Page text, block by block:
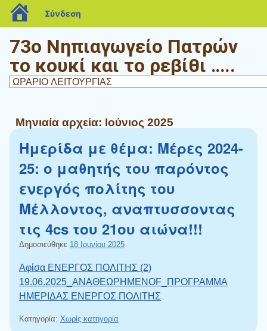
73ο Νηπιαγωγείο Πατρών
το κουκί και το ρεβίθι …..
Μηνιαία αρχεία: Ιούνιος 2025
Ημερίδα με θέμα: Μέρες 2024-
25: ο μαθητής του παρόντος
ενεργός πολίτης του
Μέλλοντος, αναπτυσσοντας
τις 4cs του 21ου αιώνα!!!
Δημοσιεύθηκε 18 Ιουνίου 2025
Αφίσα ΕΝΕΡΓΟΣ ΠΟΛΙΤΗΣ (2)
19.06.2025_ΑΝΑΘΕΩΡΗΜΕΝΟF_ΠΡΟΓΡΑΜΜΑ
ΗΜΕΡΙΔΑΣ ΕΝΕΡΓΟΣ ΠΟΛΙΤΗΣ
Κατηγορία: Χωρίς κατηγορία
blogs.sch.gr
Σύνδεση